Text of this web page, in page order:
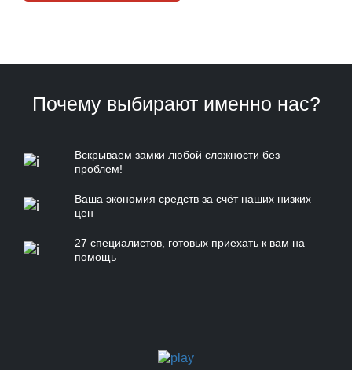
Почему выбирают именно нас?
Вскрываем замки любой сложности без
проблем!
Ваша экономия средств за счёт наших низких
цен
27 специалистов, готовых приехать к вам на
помощь